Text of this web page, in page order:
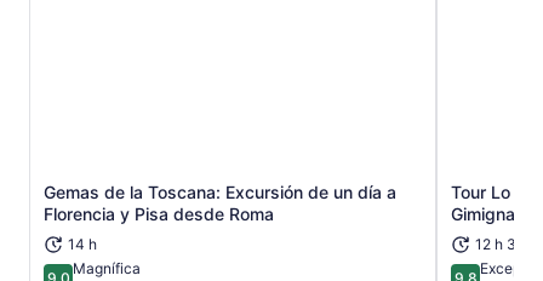
Gemas de la Toscana: Excursión de un día a
Florencia y Pisa desde Roma
14 h
Magnífica
Se abrirá en una nueva pestaña
Tour Lo
12 h 30 m